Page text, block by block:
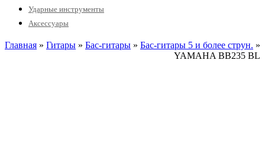
Ударные инструменты
Аксессуары
Главная » Гитары » Бас-гитары » Бас-гитары 5 и более струн. »
YAMAHA BB235 BL